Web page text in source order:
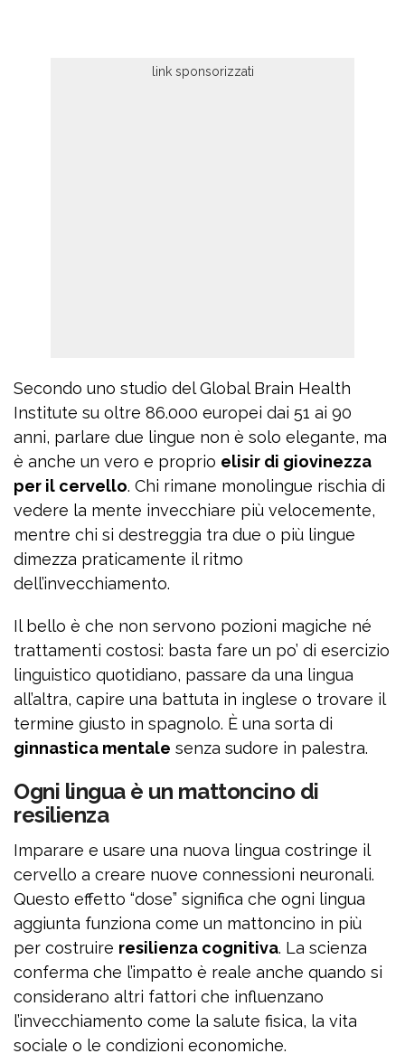
Secondo uno studio del Global Brain Health
Institute su oltre 86.000 europei dai 51 ai 90
anni, parlare due lingue non è solo elegante, ma
è anche un vero e proprio elisir di giovinezza
per il cervello. Chi rimane monolingue rischia di
vedere la mente invecchiare più velocemente,
mentre chi si destreggia tra due o più lingue
dimezza praticamente il ritmo
dell’invecchiamento.
Il bello è che non servono pozioni magiche né
trattamenti costosi: basta fare un po’ di esercizio
linguistico quotidiano, passare da una lingua
all’altra, capire una battuta in inglese o trovare il
termine giusto in spagnolo. È una sorta di
ginnastica mentale senza sudore in palestra.
Ogni lingua è un mattoncino di
resilienza
Imparare e usare una nuova lingua costringe il
cervello a creare nuove connessioni neuronali.
Questo effetto “dose” significa che ogni lingua
aggiunta funziona come un mattoncino in più
per costruire resilienza cognitiva. La scienza
conferma che l’impatto è reale anche quando si
considerano altri fattori che influenzano
l’invecchiamento come la salute fisica, la vita
sociale o le condizioni economiche.